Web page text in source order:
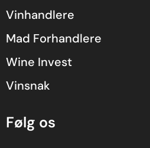
Vinhandlere
Mad Forhandlere
Wine Invest
Vinsnak
Følg os